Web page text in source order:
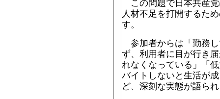
この問題で日本共産
人材不足を打開するた
す。
参加者からは「勤務
ず、利用者に目が行き
れなくなっている」「
バイトしないと生活が
ど、深刻な実態が語ら